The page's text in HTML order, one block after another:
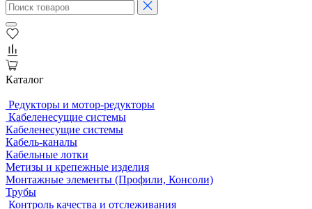
Каталог
Редукторы и мотор-редукторы
Кабеленесущие системы
Кабеленесущие системы
Кабель-каналы
Кабельные лотки
Метизы и крепежные изделия
Монтажные элементы (Профили, Консоли)
Трубы
Контроль качества и отслеживания